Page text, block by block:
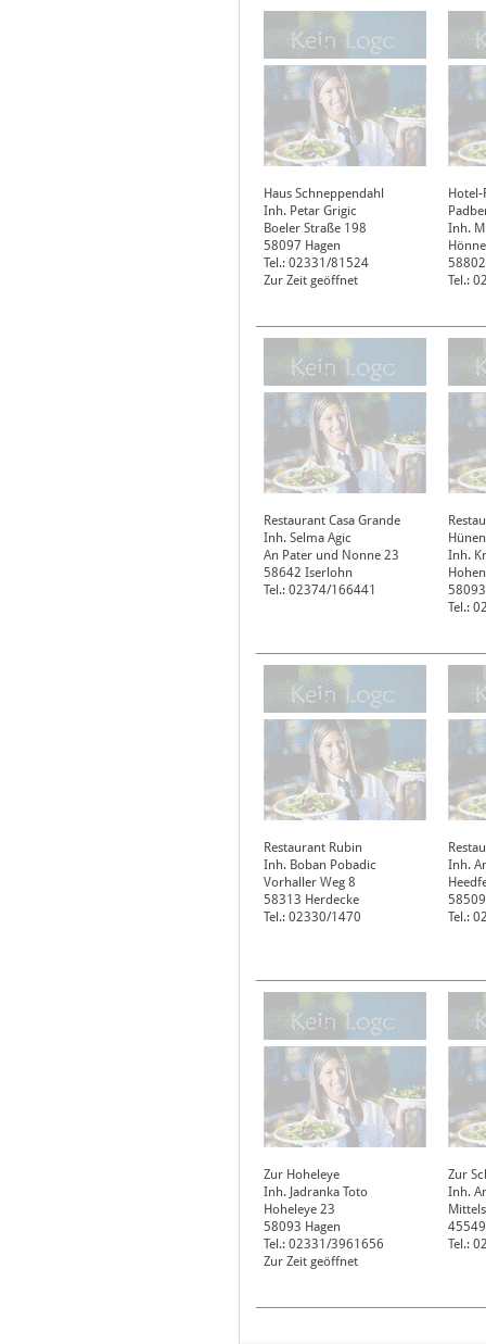
Haus Schneppendahl
Inh. Petar Grigic
Boeler Straße 198
58097 Hagen
Tel.: 02331/81524
Zur Zeit geöffnet
Hotel-
Inh.
58802
Tel.:
Restaurant Casa Grande
Inh. Selma Agic
An Pater und Nonne 23
58642 Iserlohn
Tel.: 02374/166441
Inh.
58093
Tel.:
Restaurant Rubin
Inh. Boban Pobadic
Vorhaller Weg 8
58313 Herdecke
Tel.: 02330/1470
Inh.
58509
Tel.:
Zur Hoheleye
Inh. Jadranka Toto
Hoheleye 23
58093 Hagen
Tel.: 02331/3961656
Zur Zeit geöffnet
Zur
Inh.
45549
Tel.: